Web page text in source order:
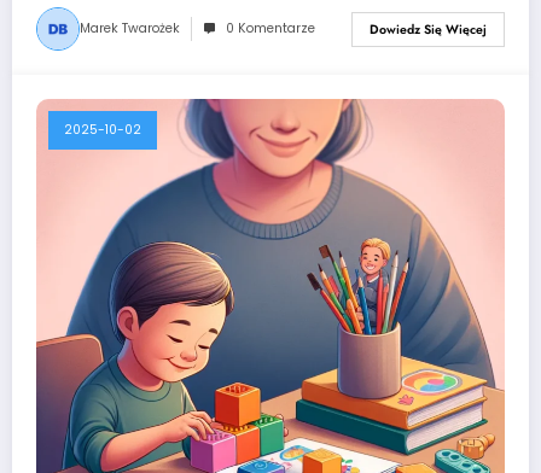
Marek Twarożek 0 Komentarze Dowiedz Się Więcej
2025-10-02